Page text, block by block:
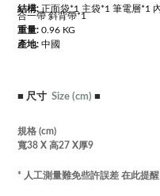
結構: 正面袋*1 主袋*1 筆電層*1
合一帶 斜背帶*1
重量: 0.96 KG
產地: 中國
■ 尺寸 Size (cm) ■
規格 (cm)
寬38 X 高27 X厚9
* 人工測量難免些許誤差 在此提